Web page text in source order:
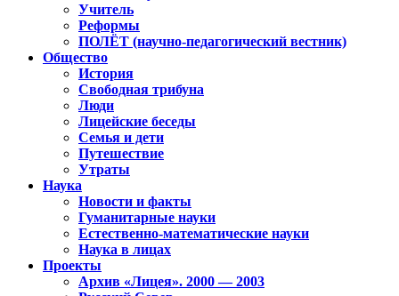
Учитель
Реформы
ПОЛЁТ (научно-педагогический вестник)
Общество
История
Свободная трибуна
Люди
Лицейские беседы
Семья и дети
Путешествие
Утраты
Наука
Новости и факты
Гуманитарные науки
Естественно-математические науки
Наука в лицах
Проекты
Архив «Лицея». 2000 — 2003